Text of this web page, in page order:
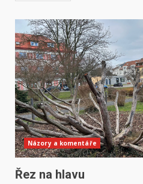
Názory a komentáře
Řez na hlavu